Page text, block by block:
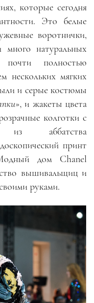
которые сегодня
Это белые
воротнички,
натуральных
полностью
нескольких мягких
и серые костюмы
», и жакеты цвета
колготки с
из аббатства
принт
дом Chanel
вышивальщиц и
руками.